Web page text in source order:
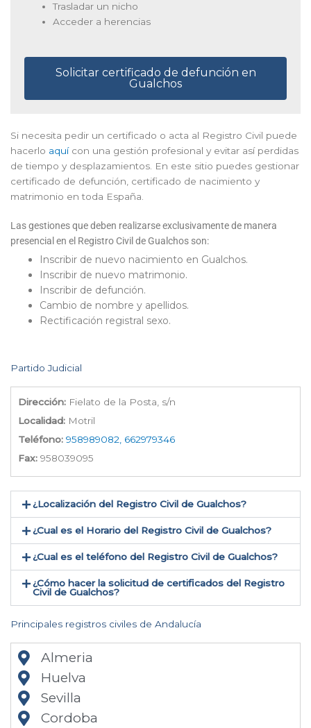
Trasladar un nicho
Acceder a herencias
Solicitar certificado de defunción en
Gualchos
Si necesita pedir un certificado o acta al Registro Civil puede
hacerlo aquícon una gestión profesional y evitar así perdidas
de tiempo y desplazamientos. En este sitio puedes gestionar
certificado de defunción, certificado de nacimiento y
matrimonio en toda España.
Las gestiones que deben realizarse exclusivamente de manera
presencial en el Registro Civil de Gualchos son:
Inscribir de nuevo nacimiento en Gualchos.
Inscribir de nuevo matrimonio.
Inscribir de defunción.
Cambio de nombre y apellidos.
Rectificación registral sexo.
Partido Judicial
Dirección: Fielato de la Posta, s/n
Localidad: Motril
Teléfono: 958989082, 662979346
Fax: 958039095
¿Localización del Registro Civil de Gualchos​?
¿Cual es el Horario del Registro Civil de Gualchos?
¿Cual es el teléfono del Registro Civil de Gualchos​?
¿Cómo hacer la solicitud de certificados del Registro
Civil de Gualchos​?
Principales registros civiles de Andalucía
Almeria
Huelva
Sevilla
Cordoba